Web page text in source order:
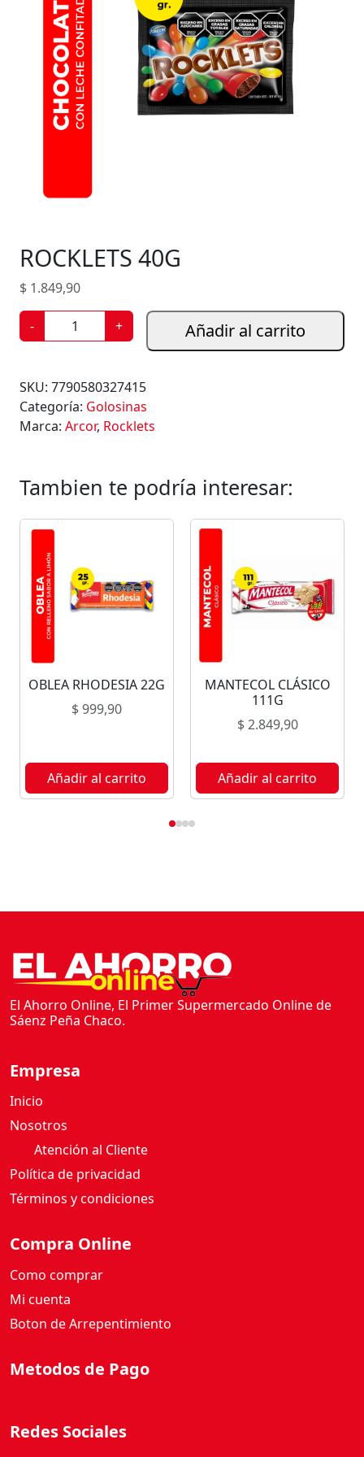
ROCKLETS 40G
$ 1.849,90
-
R
O
K
L
E
T
0
G
+ Añadir al carrito
SKU: 7790580327415
Categoría: Golosinas
Marca: Arcor, Rocklets
Tambien te podría interesar:
OBLEA RHODESIA 22G
$999,90
Añadir al carrito
MANTECOL CLÁSICO
111G
$2.849,90
Añadir al carrito
El Ahorro Online, El Primer Supermercado Online de
Sáenz Peña Chaco.
Empresa
Inicio
Nosotros
Atención al Cliente
Política de privacidad
Términos y condiciones
Compra Online
Como comprar
Mi cuenta
Boton de Arrepentimiento
Metodos de Pago
Redes Sociales